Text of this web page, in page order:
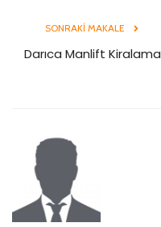
SONRAKI MAKALE
Darıca Manlift Kiralama